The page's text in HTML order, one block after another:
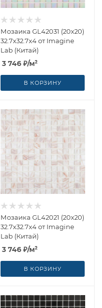
Мозаика GL42031 (20x20)
32.7x32.7x4 от Imagine
Lab (Китай)
3 746 ₽/м²
В КОРЗИНУ
Мозаика GL42021 (20x20)
32.7x32.7x4 от Imagine
Lab (Китай)
3 746 ₽/м²
В КОРЗИНУ